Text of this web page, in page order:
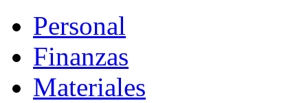
Personal
Finanzas
Materiales